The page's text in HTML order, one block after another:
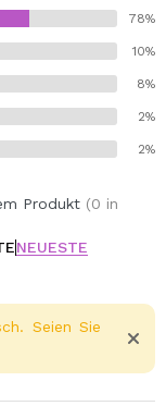
78%
10%
8%
2%
2%
Produkt (0 in
NEUESTE
Seien Sie